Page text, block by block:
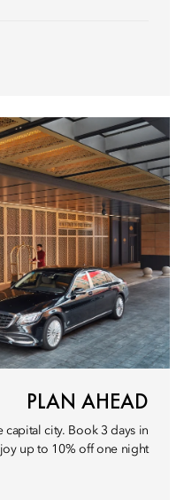
PLAN AHEAD
capital city. Book 3 days in
up to 10% off one night.